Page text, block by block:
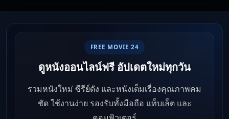
FREE MOVIE 24
ดูหนังออนไลน์ฟรี อัปเดตใหม่ทุกวัน
รวมหนังใหม่ ซีรีย์ดัง และหนังเต็มเรื่องคุณภาพคม
ชัด ใช้งานง่าย รองรับทั้งมือถือ แท็บเล็ต และ